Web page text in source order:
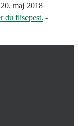
maj 2018
du flisepest. -